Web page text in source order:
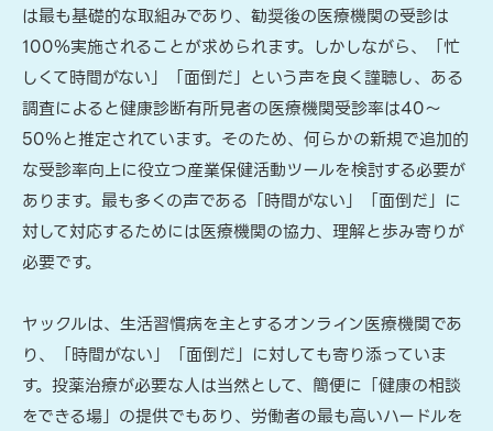
は最も基礎的な取組みであり、勧奨後の医療機関の受診は
100％実施されることが求められます。しかしながら、「忙
しくて時間がない」「面倒だ」という声を良く謹聴し、ある
調査によると健康診断有所見者の医療機関受診率は40～
50％と推定されています。そのため、何らかの新規で追加的
な受診率向上に役立つ産業保健活動ツールを検討する必要が
あります。最も多くの声である「時間がない」「面倒だ」に
対して対応するためには医療機関の協力、理解と歩み寄りが
必要です。
ヤックルは、生活習慣病を主とするオンライン医療機関であ
り、「時間がない」「面倒だ」に対しても寄り添っていま
す。投薬治療が必要な人は当然として、簡便に「健康の相談
をできる場」の提供でもあり、労働者の最も高いハードルを